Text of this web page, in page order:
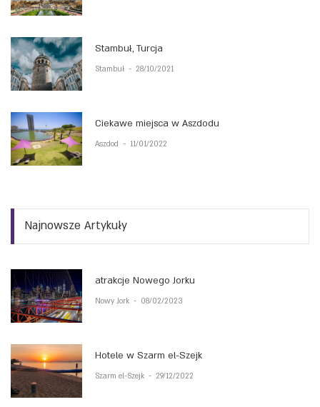
Stambuł, Turcja
Stambuł - 28/10/2021
Ciekawe miejsca w Aszdodu
Aszdod - 11/01/2022
Najnowsze Artykuły
atrakcje Nowego Jorku
Nowy Jork - 08/02/2023
Hotele w Szarm el-Szejk
Szarm el-Szejk - 29/12/2022